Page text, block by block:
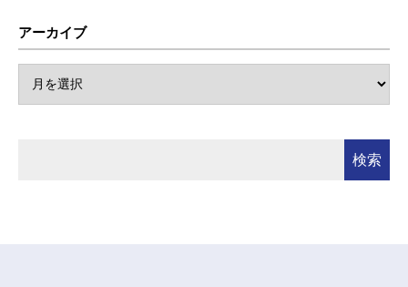
アーカイブ